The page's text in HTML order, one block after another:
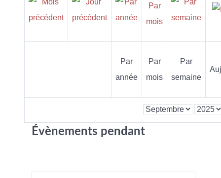
Par
année
Par
mois
Par
semaine
Évènements pendant